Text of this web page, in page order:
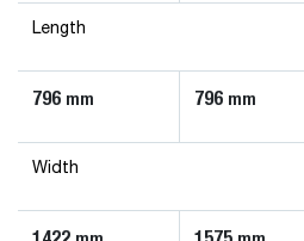
Length
796 mm 796 mm
Width